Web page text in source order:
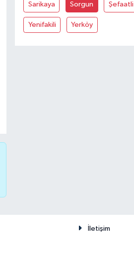
Sarikaya Sorgun Şefaatli
Yenifakili Yerköy
İletişim